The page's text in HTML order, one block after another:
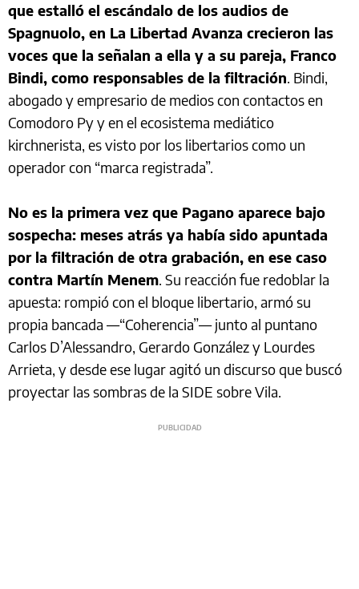
que estalló el escándalo de los audios de
Spagnuolo, en La Libertad Avanza crecieron las
voces que la señalan a ella y a su pareja, Franco
Bindi, como responsables de la filtración. Bindi,
abogado y empresario de medios con contactos en
Comodoro Py y en el ecosistema mediático
kirchnerista, es visto por los libertarios como un
operador con “marca registrada”.
No es la primera vez que Pagano aparece bajo
sospecha: meses atrás ya había sido apuntada
por la filtración de otra grabación, en ese caso
contra Martín Menem. Su reacción fue redoblar la
apuesta: rompió con el bloque libertario, armó su
propia bancada —“Coherencia”— junto al puntano
Carlos D’Alessandro, Gerardo González y Lourdes
Arrieta, y desde ese lugar agitó un discurso que buscó
proyectar las sombras de la SIDE sobre Vila.